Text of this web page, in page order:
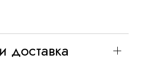
доставка